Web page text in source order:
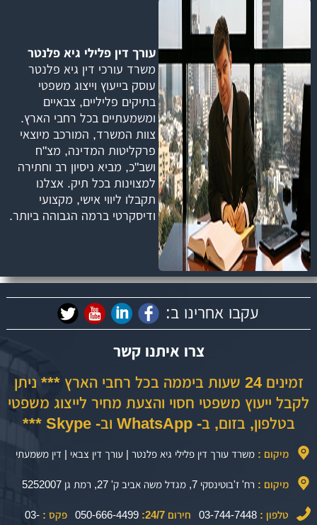
עורך דין פלילי גיא פלנטר
משרד עורכי דין גיא פלנטר
עוסק בייעוץ וייצוג משפטי
בתיקים פליליים, צבאיים
ומשמעתיים בכל רחבי הארץ.
צוות המשרד, המורכב מיוצאי
פרקליטות המדינה, מצ"ח
ושב"כ, מביא ניסיון רב וחתירה
למצוינות בכל תיק. אצלנו
תקבלו ליווי אישי, מקצועי
ודיסקרטי ברמה הגבוהה ביותר.
עקבו אחרינו ב:
צרו איתנו קשר
זמינים 24 שעות ביממה בכל רחבי הארץ *** ניתן
לקבל ייעוץ משפטי חסוי והצעת מחיר לייצוג משפטי
בטלפון, בזום, ב- WhatsApp וב- Skype ***
מיקום : משרד עורך דין פלילי גיא פלנטר | עורך דין צבאי | דין משמעתי
מיקום : רח' ז'בוטינסקי 7, מגדל משה אביב ק' 27, רמת גן 5252007
טלפון : 03-744-7448 חירום 24/7: 050-666-4499 פקס : 03-